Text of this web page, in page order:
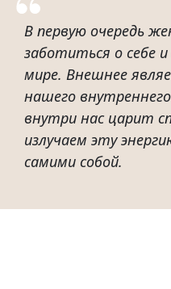
В первую очередь
заботиться о себе
мире. Внешнее
нашего
внутри нас царит
излучаем эту
самими собой.